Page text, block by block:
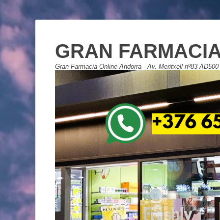
GRAN
Gran Farmacia Online Andorra - Av. Meritxell nº83